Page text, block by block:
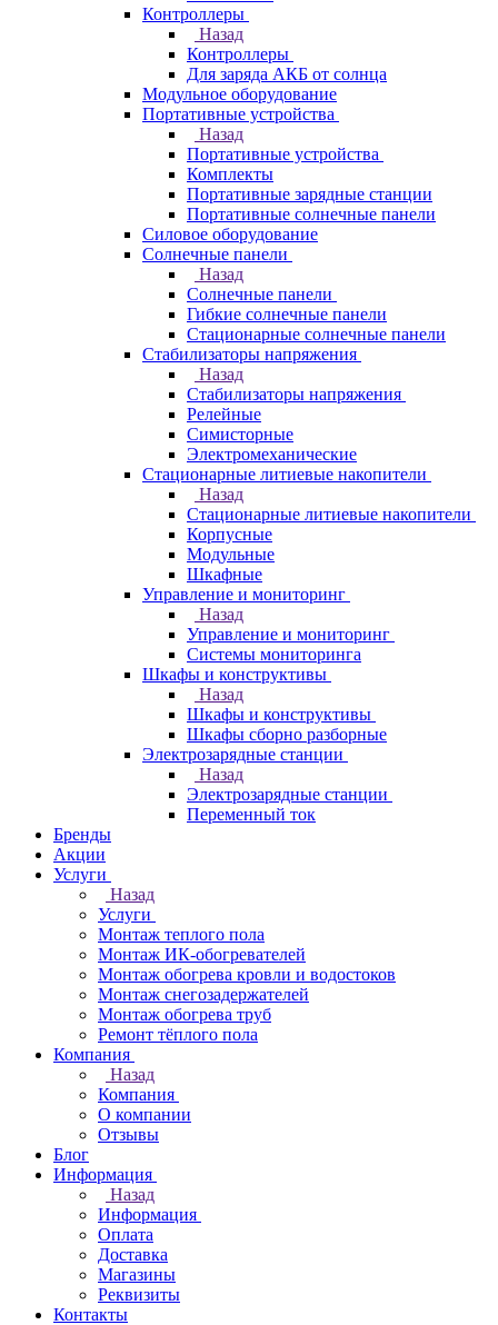
Контроллеры
Назад
Контроллеры
Для заряда АКБ от солнца
Модульное оборудование
Портативные устройства
Назад
Портативные устройства
Комплекты
Портативные зарядные станции
Портативные солнечные панели
Силовое оборудование
Солнечные панели
Назад
Солнечные панели
Гибкие солнечные панели
Стационарные солнечные панели
Стабилизаторы напряжения
Назад
Стабилизаторы напряжения
Релейные
Симисторные
Электромеханические
Стационарные литиевые накопители
Назад
Стационарные литиевые накопители
Корпусные
Модульные
Шкафные
Управление и мониторинг
Назад
Управление и мониторинг
Системы мониторинга
Шкафы и конструктивы
Назад
Шкафы и конструктивы
Шкафы сборно разборные
Электрозарядные станции
Назад
Электрозарядные станции
Переменный ток
Бренды
Акции
Услуги
Назад
Услуги
Монтаж теплого пола
Монтаж ИК-обогревателей
Монтаж обогрева кровли и водостоков
Монтаж снегозадержателей
Монтаж обогрева труб
Ремонт тёплого пола
Компания
Назад
Компания
О компании
Отзывы
Блог
Информация
Назад
Информация
Оплата
Доставка
Магазины
Реквизиты
Контакты